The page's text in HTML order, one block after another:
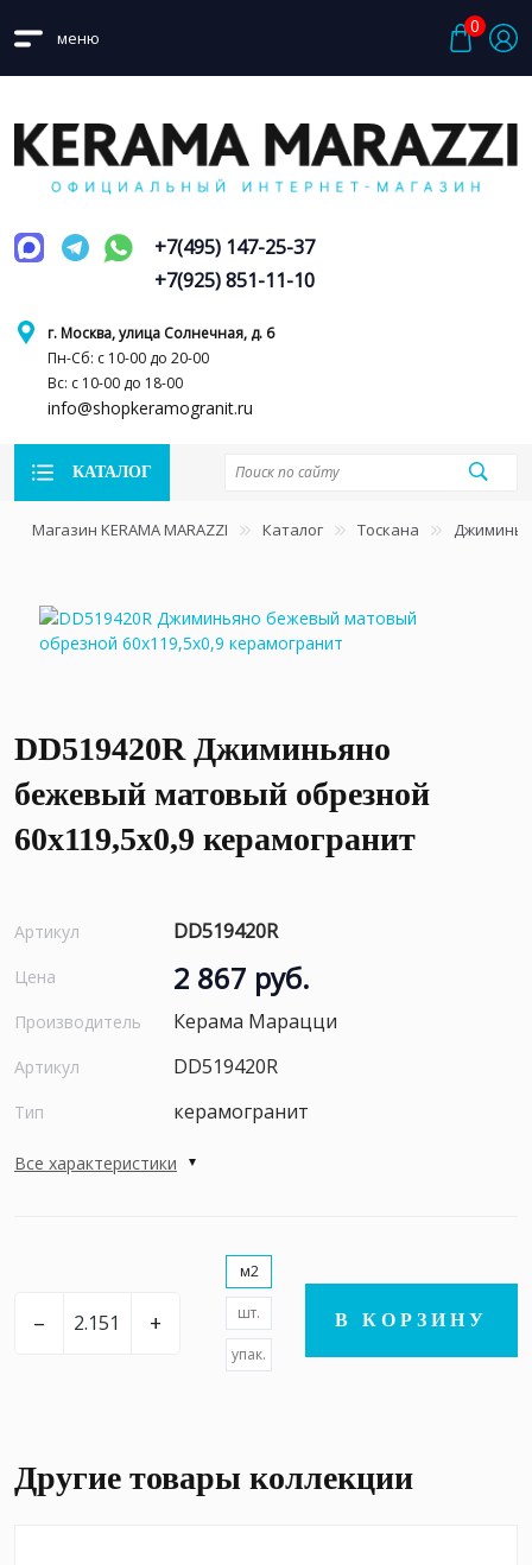
меню
0
г. Москва, улица Солнечная, д. 6
Пн-Сб: с 10-00 до 20-00
Вс: с 10-00 до 18-00
info@shopkeramogranit.ru
+7(495) 147-25-37
+7(925) 851-11-10
КАТАЛОГ
Магазин KERAMA MARAZZI Каталог Тоскана
DD519420R Джиминьяно
бежевый матовый обрезной
60х119,5x0,9 керамогранит
Артикул DD519420R
Цена 2 867 руб.
Производитель Керама Марацци
Артикул DD519420R
Тип керамогранит
Все характеристики
– +
м2
шт.
упак.
В КОРЗИНУ
Другие товары коллекции